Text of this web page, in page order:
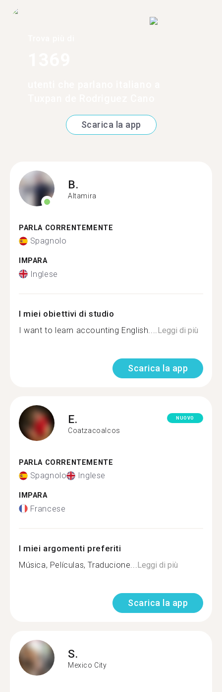
Scarica la app
B.
Altamira
PARLA CORRENTEMENTE
Spagnolo
IMPARA
Inglese
I miei obiettivi di studio
I want to learn accounting English.... Leggi di più
Scarica la app
E.
Coatzacoalcos
NUOVO
PARLA CORRENTEMENTE
Spagnolo Inglese
IMPARA
Francese
I miei argomenti preferiti
Música, Películas, Traducione... Leggi di più
Scarica la app
S.
Mexico City